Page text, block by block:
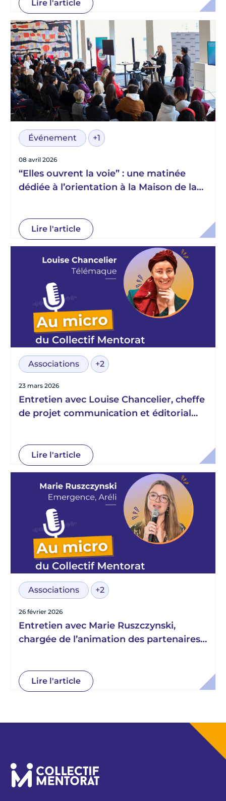
Lire l'article
Événement +1
08 avril 2026
“Elles ouvrent la voie” : une matinée
dédiée à l’orientation à la Maison de la
Lire l'article
Associations +2
23 mars 2026
Entretien avec Louise Chancelier, cheffe
de projet communication et éditorial
Lire l'article
Associations +2
26 février 2026
Entretien avec Marie Ruszczynski,
chargée de l’animation des partenaires
Lire l'article